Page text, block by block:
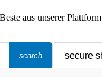
aus unserer
search